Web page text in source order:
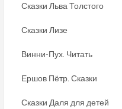
Сказки Льва Толстого
Сказки Лизе
Винни-Пух. Читать
Ершов Пётр. Сказки
Сказки Даля для детей